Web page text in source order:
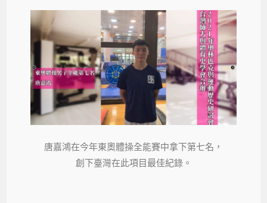
唐嘉鴻在今年東奧體操全能賽中拿下第七名，
創下臺灣在此項目最佳紀錄。